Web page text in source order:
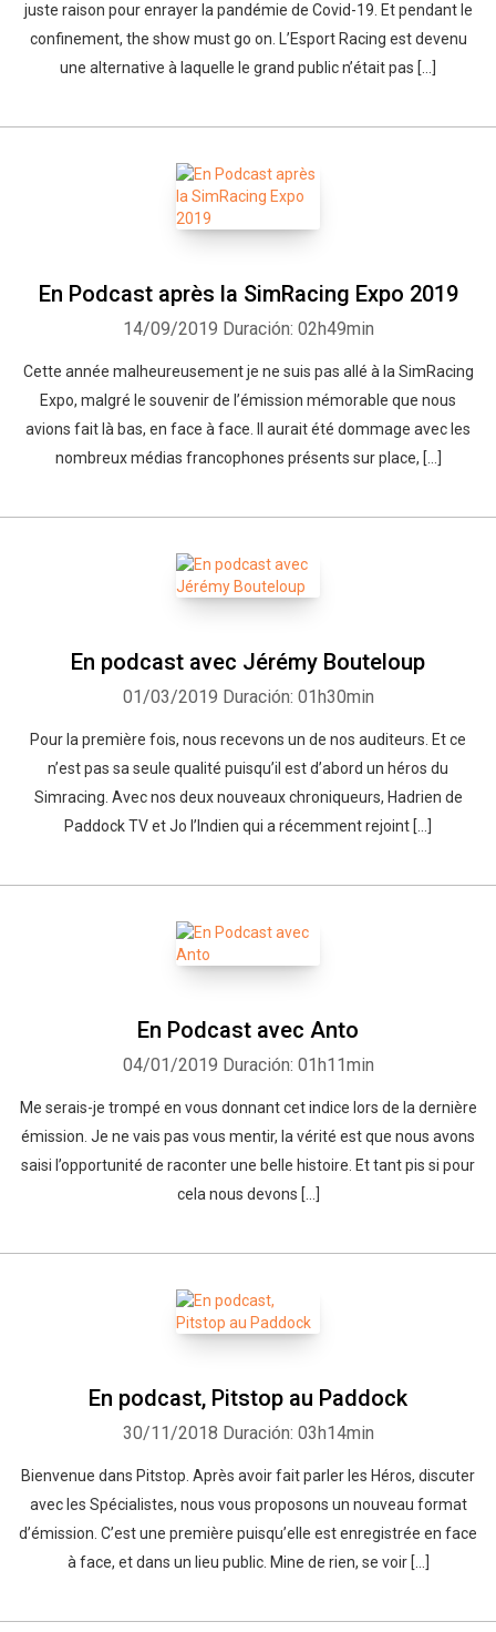
juste raison pour enrayer la pandémie de Covid-19. Et pendant le
confinement, the show must go on. L’Esport Racing est devenu
une alternative à laquelle le grand public n’était pas […]
En Podcast après la SimRacing Expo 2019
14/09/2019 Duración: 02h49min
Cette année malheureusement je ne suis pas allé à la SimRacing
Expo, malgré le souvenir de l’émission mémorable que nous
avions fait là bas, en face à face. Il aurait été dommage avec les
nombreux médias francophones présents sur place, […]
En podcast avec Jérémy Bouteloup
01/03/2019 Duración: 01h30min
Pour la première fois, nous recevons un de nos auditeurs. Et ce
n’est pas sa seule qualité puisqu’il est d’abord un héros du
Simracing. Avec nos deux nouveaux chroniqueurs, Hadrien de
Paddock TV et Jo l’Indien qui a récemment rejoint […]
En Podcast avec Anto
04/01/2019 Duración: 01h11min
Me serais-je trompé en vous donnant cet indice lors de la dernière
émission. Je ne vais pas vous mentir, la vérité est que nous avons
saisi l’opportunité de raconter une belle histoire. Et tant pis si pour
cela nous devons […]
En podcast, Pitstop au Paddock
30/11/2018 Duración: 03h14min
Bienvenue dans Pitstop. Après avoir fait parler les Héros, discuter
avec les Spécialistes, nous vous proposons un nouveau format
d’émission. C’est une première puisqu’elle est enregistrée en face
à face, et dans un lieu public. Mine de rien, se voir […]
Facebook